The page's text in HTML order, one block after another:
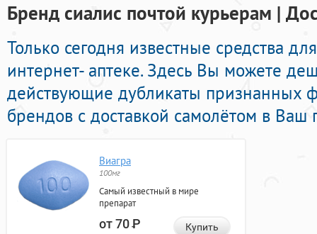
Бренд сиалис почтой курьерам |
Только сегодня известные средства
интернет- аптеке. Здесь Вы можете
действующие дубликаты признанных
брендов с доставкой самолётом в Ваш
Виагра
100мг
Самый известный в мире
препарат
от 70Р Купить